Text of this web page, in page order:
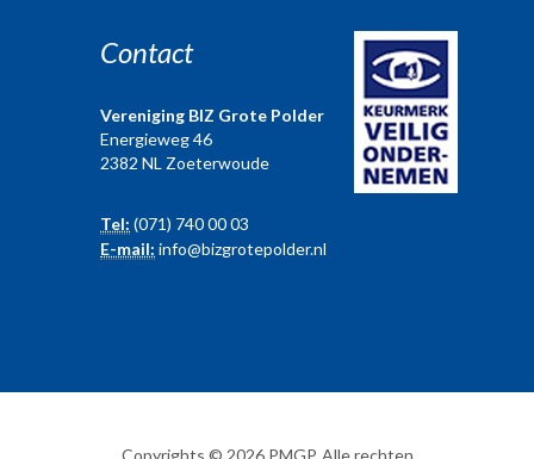
Contact
Vereniging BIZ Grote Polder
Energieweg 46
2382 NL Zoeterwoude
Tel: (071) 740 00 03
E-mail: info@bizgrotepolder.nl
Copyrights © 2026 PMGP. Alle rechten